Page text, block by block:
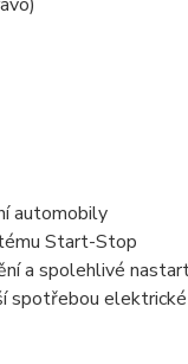
automobily
Start-Stop
a spolehlivé
spotřebou